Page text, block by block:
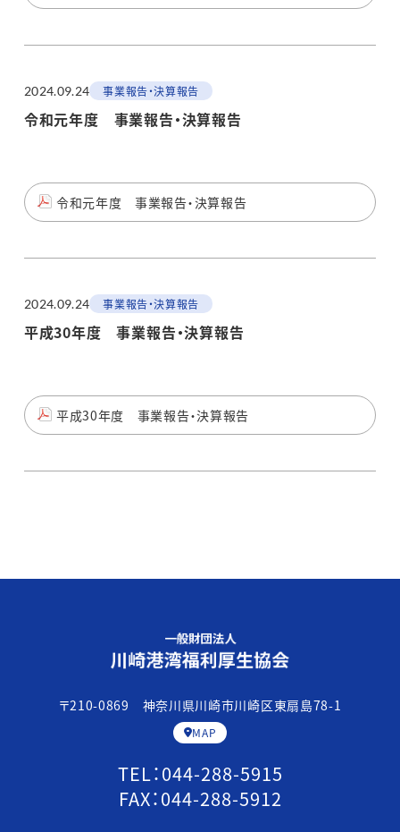
2024.09.24 事業報告・決算報告
令和元年度 事業報告・決算報告
令和元年度 事業報告・決算報告
2024.09.24 事業報告・決算報告
平成30年度 事業報告・決算報告
平成30年度 事業報告・決算報告
〒210-0869 神奈川県川崎市川崎区東扇島78-1
MAP
TEL：044-288-5915
FAX：044-288-5912